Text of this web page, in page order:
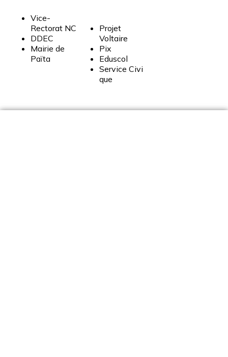
Vice-
Rectorat NC
DDEC
Mairie de
Païta
Projet
Voltaire
Pix
Eduscol
Service Civi
que